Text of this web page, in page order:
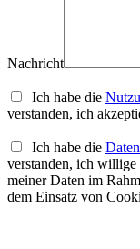
Nachricht
Ich habe die
verstanden, ich
Ich habe die
verstanden, ich
meiner Daten im
dem Einsatz von